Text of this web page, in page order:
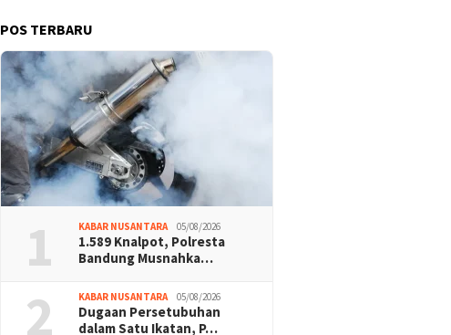
POS TERBARU
1 KABAR NUSANTARA 05/08/2026
1.589 Knalpot, Polresta
Bandung Musnahka…
2 KABAR NUSANTARA 05/08/2026
Dugaan Persetubuhan
dalam Satu Ikatan, P…